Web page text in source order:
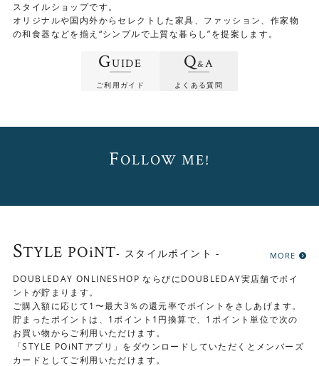
デンマーク（1960年代 海外直輸入アンティ
材質
サイズ
幅905×奥行335×高さ450(mm)
その他
他の商品との同梱は出来ません。
スタイルショップです。
オリジナルや国内外からセレクトした家具、ファッション、作家物
の和食器などを揃え“シンプルで上質な暮らし”を提案します。
GUIDE
ご利用ガイド
Q&A
よくある質問
FOLLOW ME!
STYLE POiNT- スタイルポイント - MORE
DOUBLEDAY ONLINESHOP ならびにDOUBLEDAY実店舗でポイ
ントが貯まります。
ご購入額に応じて1〜最大3％の還元率でポイントをさしあげます。
貯まったポイントは、1ポイント1円換算で、1ポイント単位で次の
お買い物からご利用いただけます。
「STYLE POiNTアプリ」をダウンロードしていただくとメンバーズ
カードとしてご利用いただけます。